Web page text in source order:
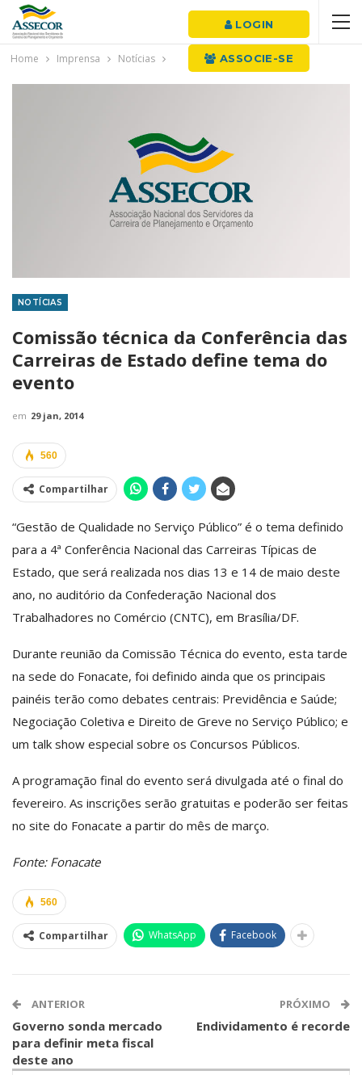
LOGIN
ASSOCIE-SE
Home Imprensa Notícias
NOTÍCIAS
Comissão técnica da Conferência das
Carreiras de Estado define tema do
evento
em 29 jan, 2014
560
Compartilhar
“Gestão de Qualidade no Serviço Público” é o tema definido
para a 4ª Conferência Nacional das Carreiras Típicas de
Estado, que será realizada nos dias 13 e 14 de maio deste
ano, no auditório da Confederação Nacional dos
Trabalhadores no Comércio (CNTC), em Brasília/DF.
Durante reunião da Comissão Técnica do evento, esta tarde
na sede do Fonacate, foi definido ainda que os principais
painéis terão como debates centrais: Previdência e Saúde;
Negociação Coletiva e Direito de Greve no Serviço Público; e
um talk show especial sobre os Concursos Públicos.
A programação final do evento será divulgada até o final do
fevereiro. As inscrições serão gratuitas e poderão ser feitas
no site do Fonacate a partir do mês de março.
Fonte: Fonacate
560
Compartilhar WhatsApp Facebook
ANTERIOR
Governo sonda mercado
para definir meta fiscal
deste ano
PRÓXIMO
Endividamento é recorde